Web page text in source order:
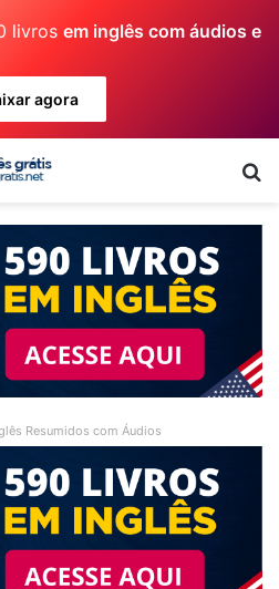
livros em inglês com áudios e
agora
Resumidos com Áudios